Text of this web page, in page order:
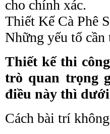
cho chính xác.
Thiết Kế Cà Phê
Những yếu tố cần
Thiết kế thi
trò quan trọng
điều này thì
Cách bài trí